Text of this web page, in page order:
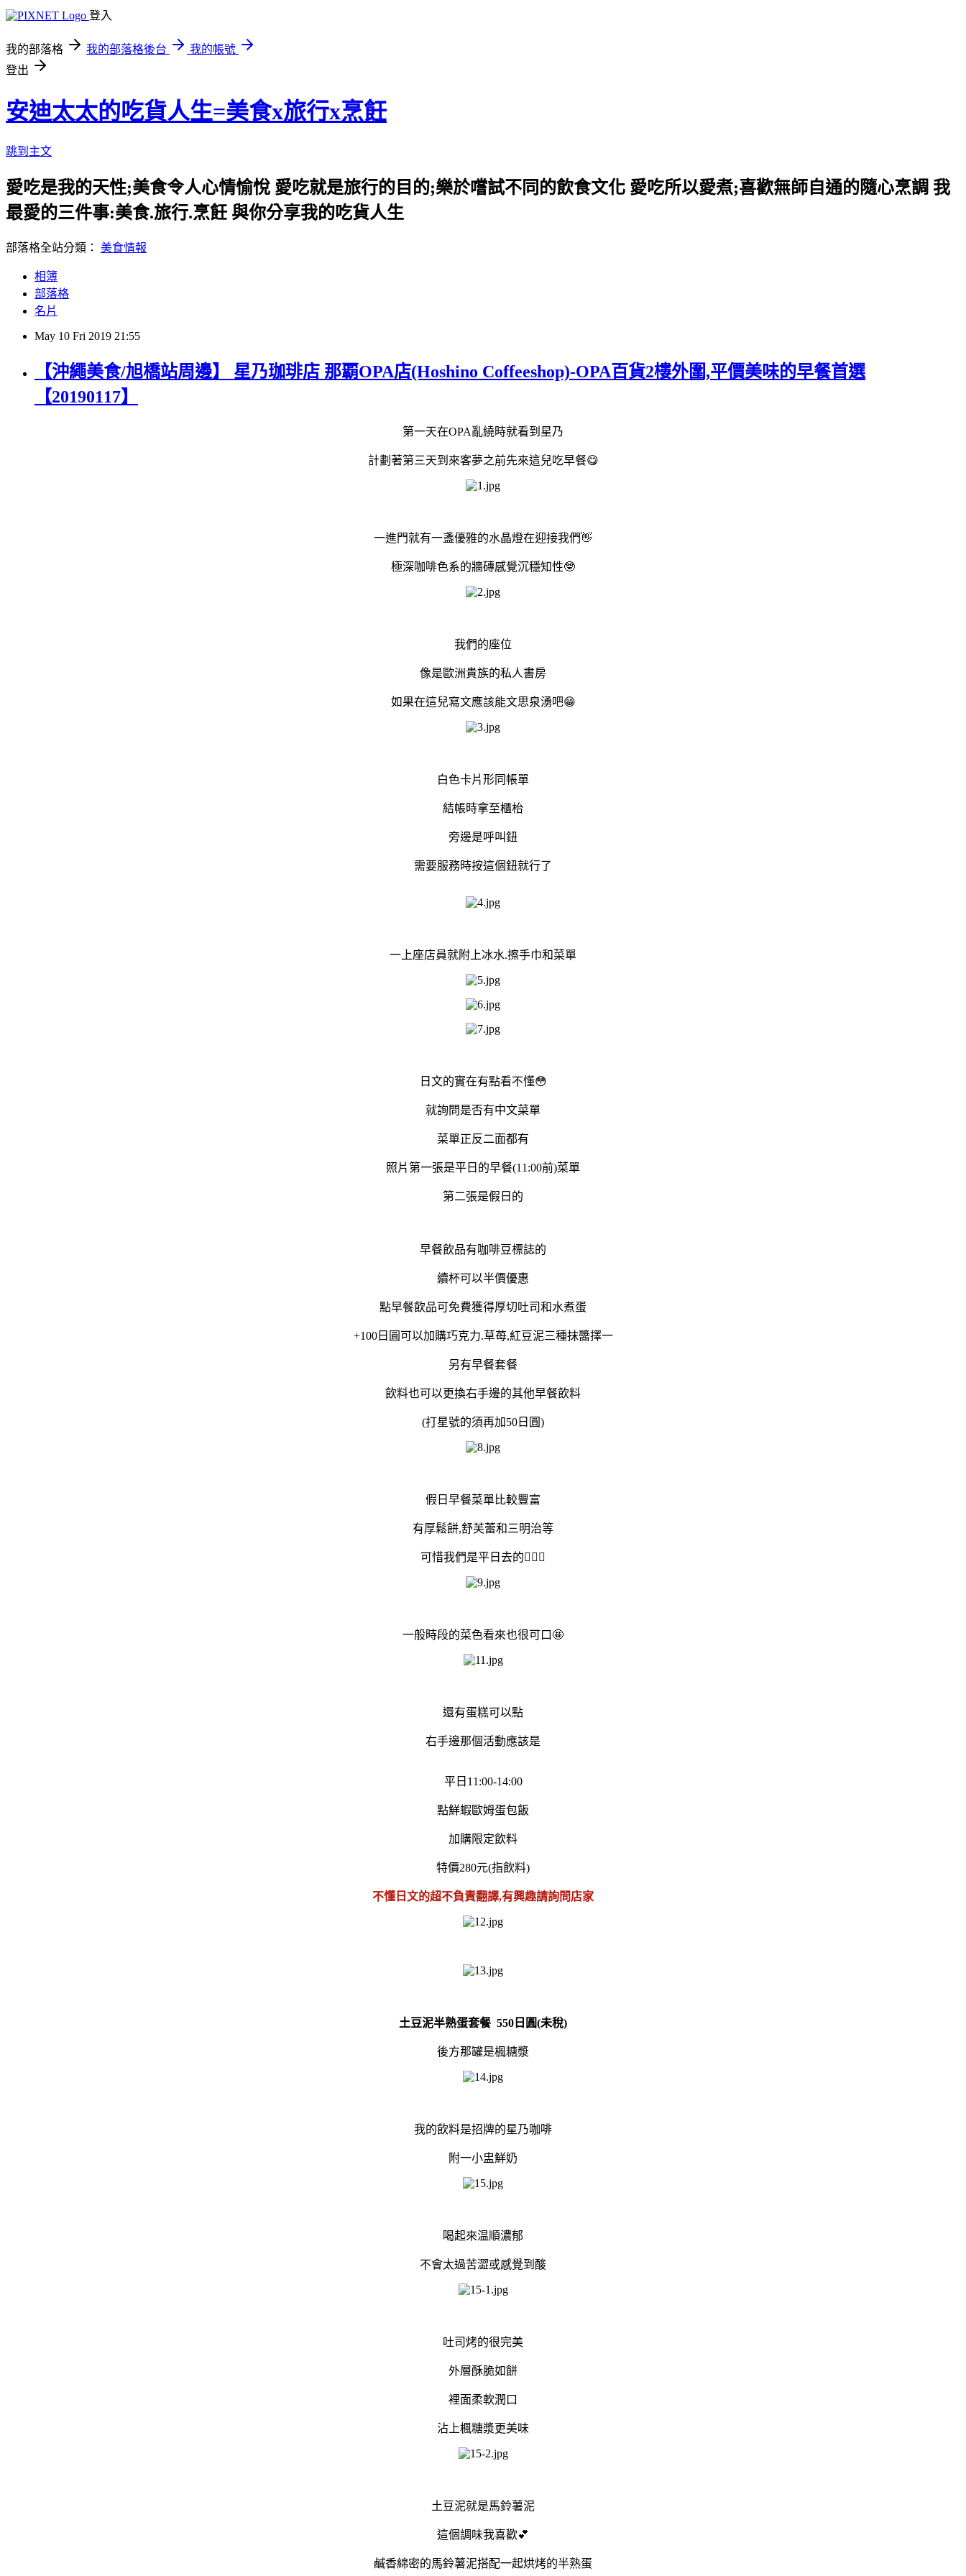
登入
我的部落格 我的部落格後台
我的帳號
登出
安迪太太的吃貨人生=美食x旅行x烹飪
跳到主文
愛吃是我的天性;美食令人心情愉悅 愛吃就是旅行的目的;樂於嚐試不同的飲食文化 愛吃所以愛煮;喜歡無師自通的隨心烹調 我
最愛的三件事:美食.旅行.烹飪 與你分享我的吃貨人生
部落格全站分類： 美食情報
相簿
部落格
名片
May 10 Fri 2019 21:55
【沖繩美食/旭橋站周邊】 星乃珈琲店 那覇OPA店(Hoshino Coffeeshop)-OPA百貨2樓外圍,平價美味的早餐首選
【20190117】
第一天在OPA亂繞時就看到星乃
計劃著第三天到來客夢之前先來這兒吃早餐😋
一進門就有一盞優雅的水晶燈在迎接我們👋
極深咖啡色系的牆磚感覺沉穩知性🤓
我們的座位
像是歐洲貴族的私人書房
如果在這兒寫文應該能文思泉湧吧😁
白色卡片形同帳單
結帳時拿至櫃枱
旁邊是呼叫鈕
需要服務時按這個鈕就行了
一上座店員就附上冰水.擦手巾和菜單
日文的實在有點看不懂😳
就詢問是否有中文菜單
菜單正反二面都有
照片第一張是平日的早餐(11:00前)菜單
第二張是假日的
早餐飲品有咖啡豆標誌的
續杯可以半價優惠
點早餐飲品可免費獲得厚切吐司和水煮蛋
+100日圓可以加購巧克力.草苺,紅豆泥三種抹醬擇一
另有早餐套餐
飲料也可以更換右手邊的其他早餐飲料
(打星號的須再加50日圓)
假日早餐菜單比較豐富
有厚鬆餅,舒芙蕾和三明治等
可惜我們是平日去的🤷🏻‍♀️
一般時段的菜色看來也很可口🤩
還有蛋糕可以點
右手邊那個活動應該是
平日11:00-14:00
點鮮蝦歐姆蛋包飯
加購限定飲料
特價280元(指飲料)
不懂日文的超不負責翻譯,有興趣請詢問店家
土豆泥半熟蛋套餐 550日圓(未稅)
後方那罐是楓糖漿
我的飲料是招牌的星乃咖啡
附一小盅鮮奶
喝起來温順濃郁
不會太過苦澀或感覺到酸
吐司烤的很完美
外層酥脆如餅
裡面柔軟潤口
沾上楓糖漿更美味
土豆泥就是馬鈴薯泥
這個調味我喜歡💕
鹹香綿密的馬鈴薯泥搭配一起烘烤的半熟蛋